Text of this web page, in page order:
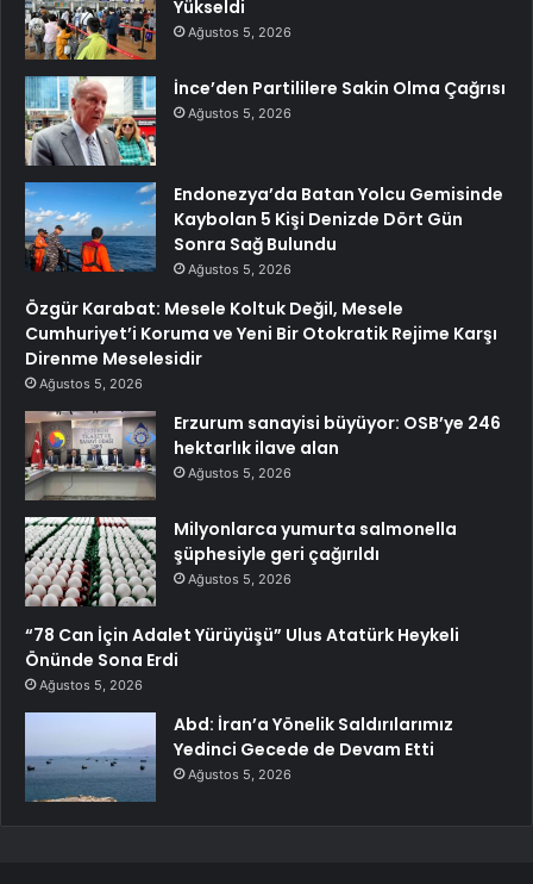
Yükseldi
Ağustos 5, 2026
İnce’den Partililere Sakin Olma Çağrısı
Ağustos 5, 2026
Endonezya’da Batan Yolcu Gemisinde
Kaybolan 5 Kişi Denizde Dört Gün
Sonra Sağ Bulundu
Ağustos 5, 2026
Özgür Karabat: Mesele Koltuk Değil, Mesele
Cumhuriyet’i Koruma ve Yeni Bir Otokratik Rejime Karşı
Direnme Meselesidir
Ağustos 5, 2026
Erzurum sanayisi büyüyor: OSB’ye 246
hektarlık ilave alan
Ağustos 5, 2026
Milyonlarca yumurta salmonella
şüphesiyle geri çağırıldı
Ağustos 5, 2026
“78 Can İçin Adalet Yürüyüşü” Ulus Atatürk Heykeli
Önünde Sona Erdi
Ağustos 5, 2026
Abd: İran’a Yönelik Saldırılarımız
Yedinci Gecede de Devam Etti
Ağustos 5, 2026